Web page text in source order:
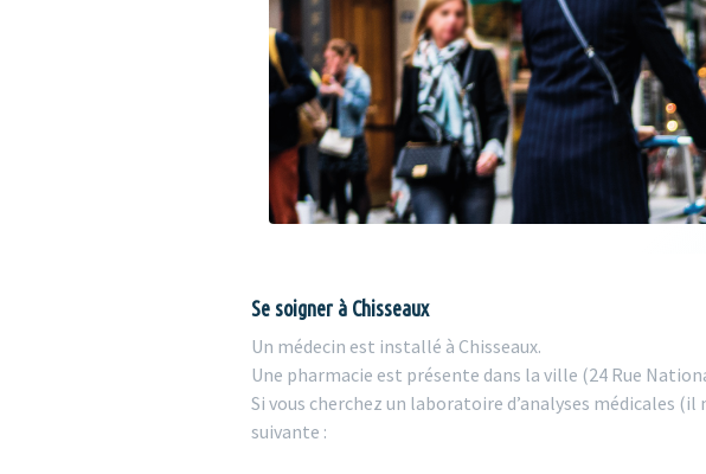
Se soigner à Chisseaux
Un médecin est installé à Chisseaux.
Une pharmacie est présente dans la ville (24 Rue
Si vous cherchez un laboratoire d’analyses médicales
suivante :